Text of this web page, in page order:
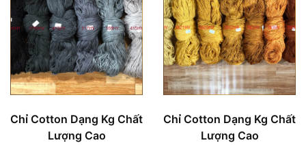
Chỉ Cotton Dạng Kg Chất
Lượng Cao
Chỉ Cotton Dạng Kg Chất
Lượng Cao